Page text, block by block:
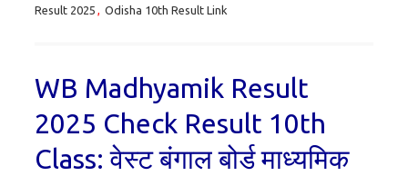
Result 2025 , Odisha 10th Result Link
WB Madhyamik Result
2025 Check Result 10th
Class: वेस्ट बंगाल बोर्ड माध्यमिक